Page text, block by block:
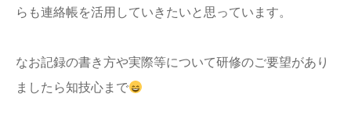
らも連絡帳を活用していきたいと思っています。
なお記録の書き方や実際等について研修のご要望があり
ましたら知技心まで